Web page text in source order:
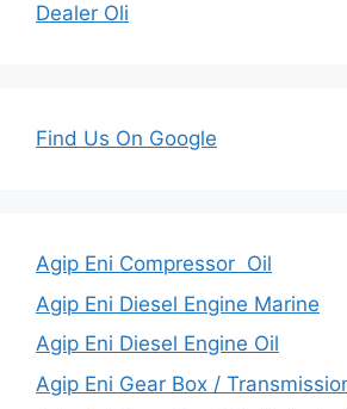
Dealer Oli
Find Us On Google
Agip Eni Compressor Oil
Agip Eni Diesel Engine Marine
Agip Eni Diesel Engine Oil
Agip Eni Gear Box /